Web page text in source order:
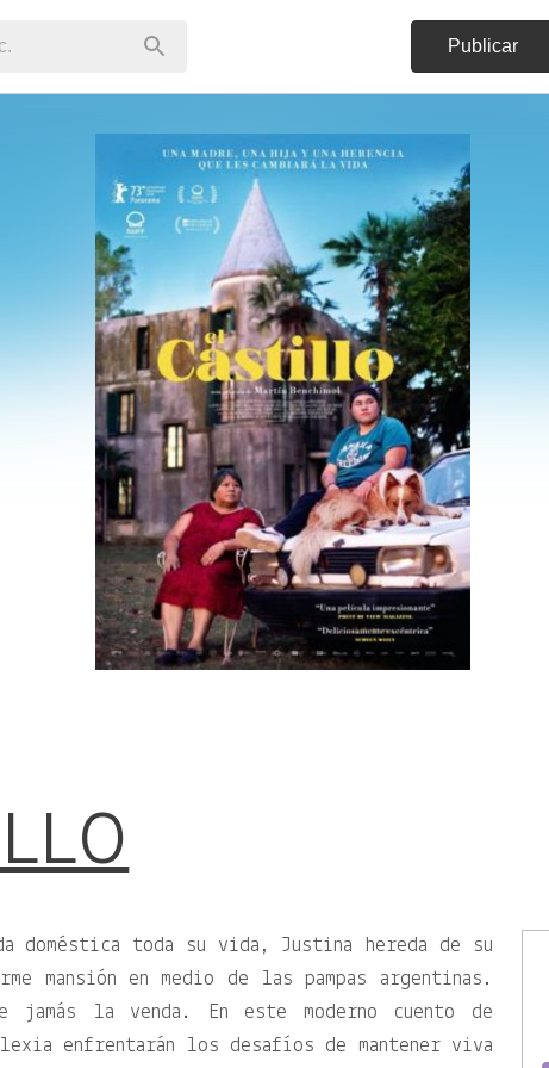
Publicar
doméstica toda su vida, Justina hereda de su
mansión en medio de las pampas argentinas.
jamás la venda. En este moderno cuento de
enfrentarán los desafíos de mantener viva